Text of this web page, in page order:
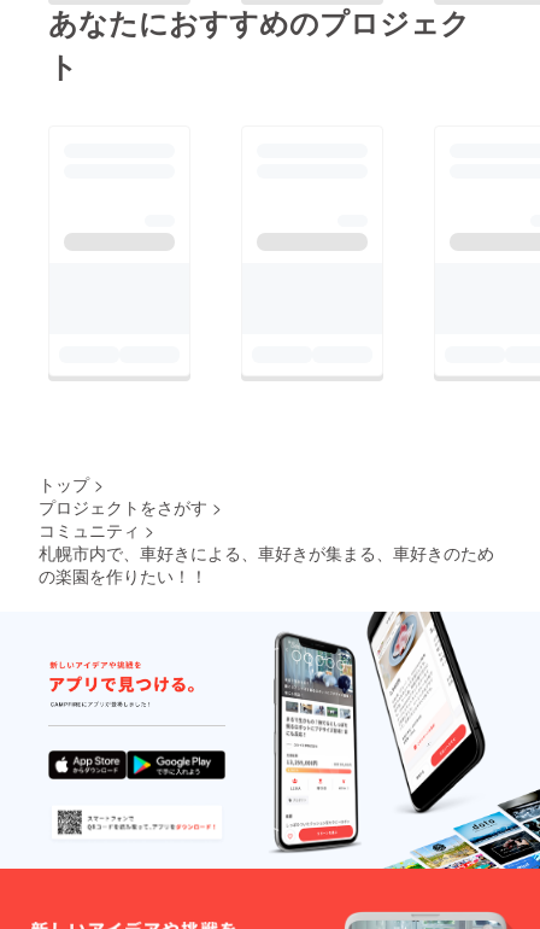
あなたにおすすめのプロジェク
ト
トップ >
プロジェクトをさがす >
コミュニティ >
札幌市内で、車好きによる、車好きが集まる、車好きのため
の楽園を作りたい！！